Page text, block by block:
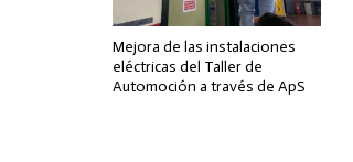
Mejora de las instalaciones
eléctricas del Taller de
Automoción a través de ApS